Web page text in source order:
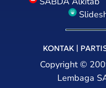
KONTAK |
Copyright©
Lembaga